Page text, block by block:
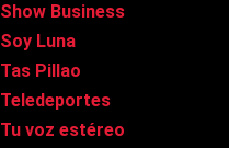
Show Business
Soy Luna
Tas Pillao
Teledeportes
Tu voz estéreo